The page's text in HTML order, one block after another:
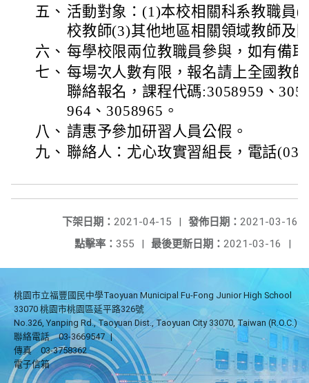
五、 活動對象：(1)本校相關科系教職員
校教師(3)其他地區相關領域教師及
六、 每學校限兩位教職員參與，如有備
七、 每場次人數有限，報名請上全國教
聯絡報名，課程代碼:3058959、
964、3058965。
八、 請惠予參加研習人員公假。
九、 聯絡人：尤心玫實習組長，電話
發佈日期： 2021-03-16
下架日期： 2021-04-15
|
最後更新日期： 2021-03-16 |
點擊率： 355 |
桃園市立福豐國民中學Taoyuan Municipal Fu-Fong Junior High School
33070 桃園市桃園區延平路326號
No.326, Yanping Rd., Taoyuan Dist., Taoyuan City 33070, Taiwan (R.O.C.)
聯絡電話
03-3669547 |
傳真
03-3758362
電子信箱